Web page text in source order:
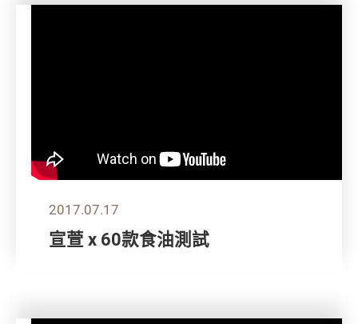
2017.07.17
宣萱 x 60款食油測試